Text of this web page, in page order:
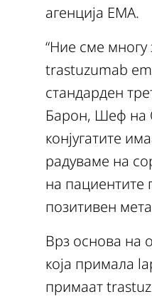
агенција ЕМА.
“Ние сме
trastuzumab
стандарден
Барон, Шеф на
конјугатите
радуваме на
на пациентите
позитивен
Врз основа на
која примала
примаат